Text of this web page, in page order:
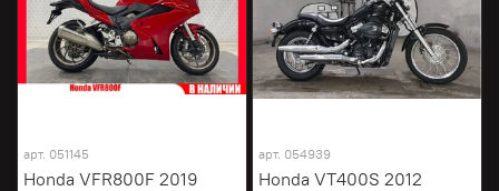
арт. 051145
Honda VFR800F 2019
арт. 054939
Honda VT400S 2012